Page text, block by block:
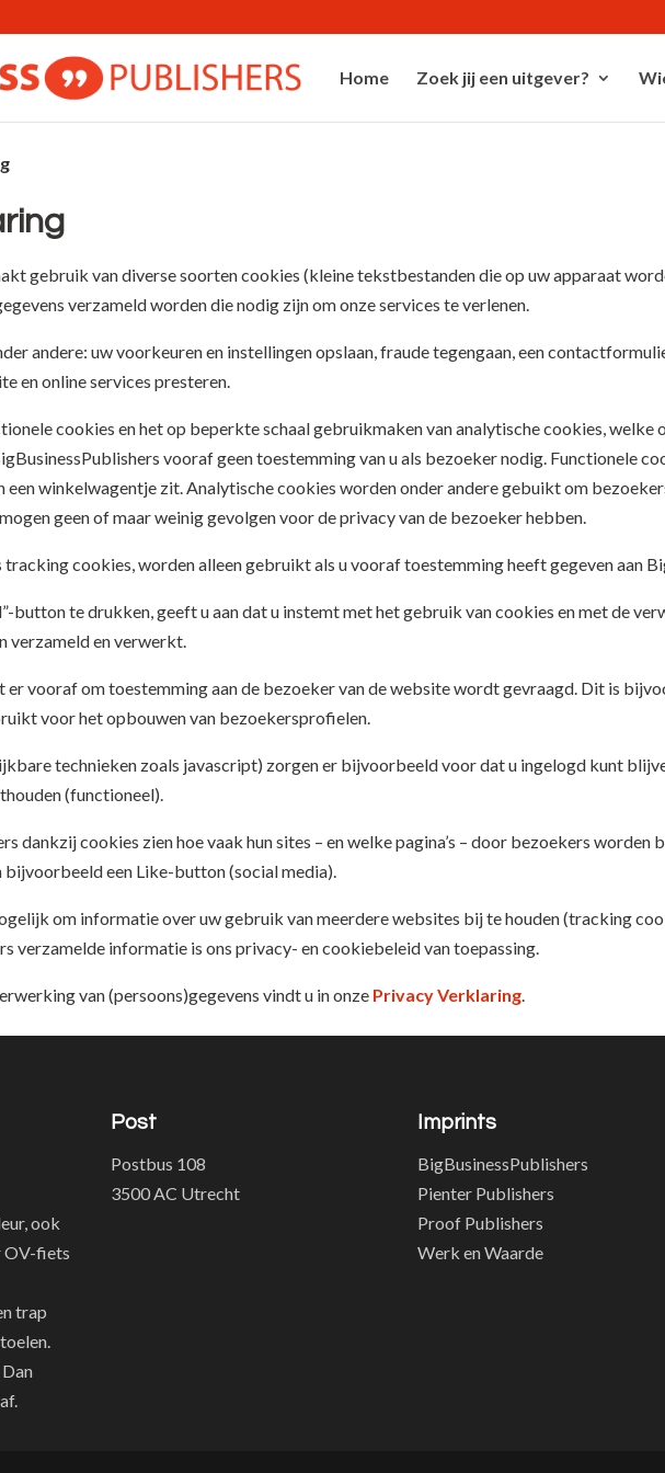
Home Zoek jij een uitgever?
gebruik van diverse soorten cookies (kleine tekstbestanden die op uw apparaat
verzameld worden die nodig zijn om onze services te verlenen.
andere: uw voorkeuren en instellingen opslaan, fraude tegengaan, een
en online services presteren.
cookies en het op beperkte schaal gebruikmaken van analytische cookies, welke
vooraf geen toestemming van u als bezoeker nodig. Functionele
een winkelwagentje zit. Analytische cookies worden onder andere gebuikt om
geen of maar weinig gevolgen voor de privacy van de bezoeker hebben.
cookies, worden alleen gebruikt als u vooraf toestemming heeft gegeven aan
button te drukken, geeft u aan dat u instemt met het gebruik van cookies en met de
verzameld en verwerkt.
er vooraf om toestemming aan de bezoeker van de website wordt gevraagd. Dit is
voor het opbouwen van bezoekersprofielen.
technieken zoals javascript) zorgen er bijvoorbeeld voor dat u ingelogd kunt
(functioneel).
dankzij cookies zien hoe vaak hun sites – en welke pagina’s – door bezoekers
een Like-button (social media).
om informatie over uw gebruik van meerdere websites bij te houden (tracking
verzamelde informatie is ons privacy- en cookiebeleid van toepassing.
van (persoons)gegevens vindt u in onze Privacy Verklaring.
ook
OV-fiets
trap
Post
Postbus 108
3500 AC Utrecht
Imprints
BigBusinessPublishers
Pienter Publishers
Proof Publishers
Werk en Waarde